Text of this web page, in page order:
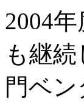
2004
も継
門ベ